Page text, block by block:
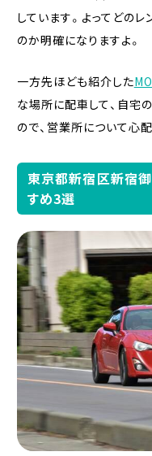
しています。よってどの
のか明確になりますよ。
一方先ほども紹介した
な場所に配車して、自宅
ので、営業所について心
東京都新宿区新宿
すめ3選